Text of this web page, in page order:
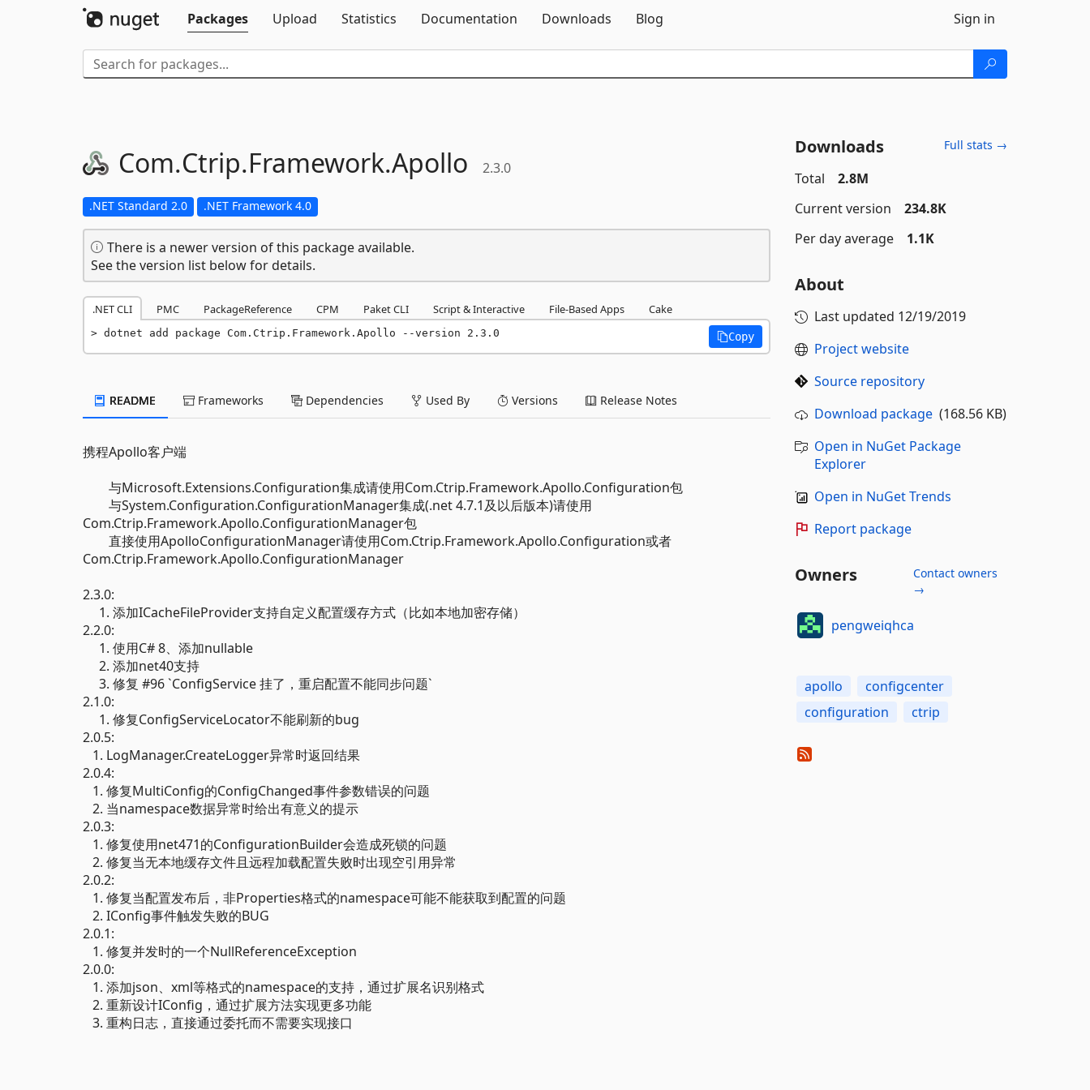
Packages
Upload Statistics Documentation Downloads Blog Sign in
Com.Ctrip.Framework.Apollo 2.3.0
.NET Standard 2.0 .NET Framework 4.0
There is a newer version of this package available.
See the version list below for details.
.NET CLI PMC PackageReference CPM Paket CLI Script & Interactive File-Based Apps Cake
dotnet add package Com.Ctrip.Framework.Apollo --version 2.3.0 Copy
README Frameworks Dependencies Used By Versions Release Notes
携程Apollo客户端
与Microsoft.Extensions.Configuration集成请使用Com.Ctrip.Framework.Apollo.Configuration包
与System.Configuration.ConfigurationManager集成(.net 4.7.1及以后版本)请使用
Com.Ctrip.Framework.Apollo.ConfigurationManager包
直接使用ApolloConfigurationManager请使用Com.Ctrip.Framework.Apollo.Configuration或者
Com.Ctrip.Framework.Apollo.ConfigurationManager
2.3.0:
1. 添加ICacheFileProvider支持自定义配置缓存方式（比如本地加密存储）
2.2.0:
1. 使用C# 8、添加nullable
2. 添加net40支持
3. 修复 #96 `ConfigService 挂了，重启配置不能同步问题`
2.1.0:
1. 修复ConfigServiceLocator不能刷新的bug
2.0.5:
1. LogManager.CreateLogger异常时返回结果
2.0.4:
1. 修复MultiConfig的ConfigChanged事件参数错误的问题
2. 当namespace数据异常时给出有意义的提示
2.0.3:
1. 修复使用net471的ConfigurationBuilder会造成死锁的问题
2. 修复当无本地缓存文件且远程加载配置失败时出现空引用异常
2.0.2:
1. 修复当配置发布后，非Properties格式的namespace可能不能获取到配置的问题
2. IConfig事件触发失败的BUG
2.0.1:
1. 修复并发时的一个NullReferenceException
2.0.0:
1. 添加json、xml等格式的namespace的支持，通过扩展名识别格式
2. 重新设计IConfig，通过扩展方法实现更多功能
3. 重构日志，直接通过委托而不需要实现接口
Downloads Full stats →
Total
2.8M
Current version
234.8K
Per day average
1.1K
About
Last updated 12/19/2019
Project website
Source repository
Download package(168.56 KB)
Open in NuGet Package
Explorer
Open in NuGet Trends
Report package
Owners
Contact owners
→
pengweiqhca
apollo
configcenter
configuration
ctrip